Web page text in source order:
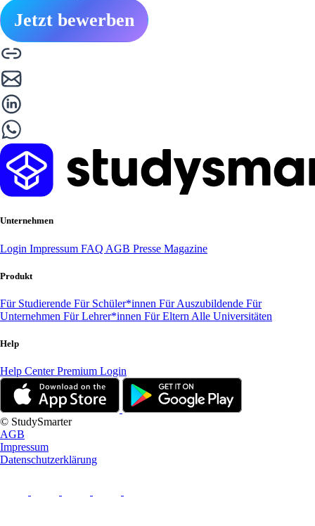
Jetzt bewerben
Unternehmen
Login Impressum FAQ AGB Presse Magazine
Produkt
Für Studierende Für Schüler*innen Für Auszubildende Für
Unternehmen Für Lehrer*innen Für Eltern Alle Universitäten
Help
Help CenterPremium Login
© StudySmarter
AGB
Impressum
Datenschutzerklärung